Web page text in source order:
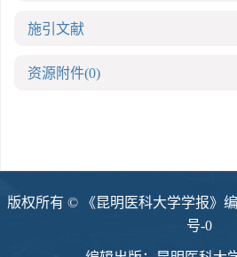
施引文献
资源附件(0)
版权所有 © 《昆明医科大学学报》
号-0